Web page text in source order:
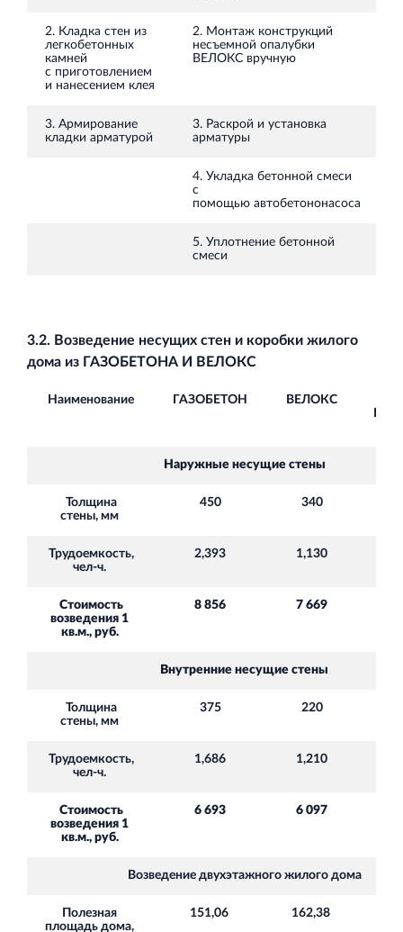
2. Кладка стен из
легкобетонных
камней
с приготовлением
и нанесением клея
2. Монтаж конструкций
несъемной опалубки
ВЕЛОКС вручную
3. Армирование
кладки арматурой
3. Раскрой и установка
арматуры
4. Укладка бетонной смеси
с
помощью автобетононасоса
5. Уплотнение бетонной
смеси
3.2. Возведение несущих стен и коробки жилого
дома из ГАЗОБЕТОНА И ВЕЛОКС
Наименование ГАЗОБЕТОН ВЕЛОКС
Наружные несущие стены
Толщина
стены, мм
450 340
Трудоемкость,
чел-ч.
2,393 1,130
Стоимость
возведения 1
кв.м., руб.
8 856 7 669
Внутренние несущие стены
Толщина
стены, мм
375 220
Трудоемкость,
чел-ч.
1,686 1,210
Стоимость
возведения 1
кв.м., руб.
6 693 6 097
Возведение двухэтажного жилого дома
Полезная
площадь дома,
151,06 162,38